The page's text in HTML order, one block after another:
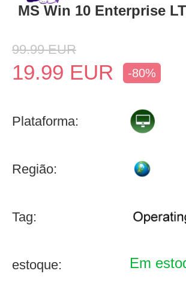
MS Win 10 Enterprise
99.99 EUR
19.99 EUR -80%
Plataforma:
Região:
Tag:
estoque: Em